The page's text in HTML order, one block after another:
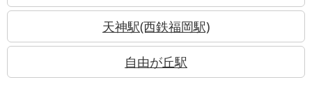
天神駅(西鉄福岡駅)
自由が丘駅